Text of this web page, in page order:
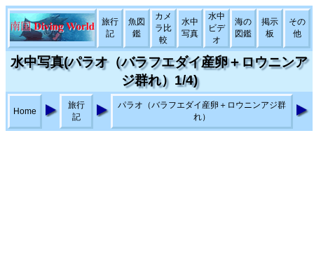
旅行
記
魚図
鑑
カメ
ラ比
較
水中
写真
水中
ビデ
オ
海の
図鑑
掲示
板
その
他
水中写真(パラオ（バラフエダイ産卵＋ロウニンア
ジ群れ）1/4)
Home
旅行
記
パラオ（バラフエダイ産卵＋ロウニンアジ群
れ）